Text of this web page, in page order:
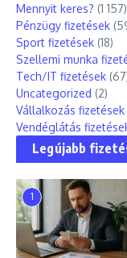
Mennyit keres? (1 157)
Pénzügy fizetések
Sport fizetések (18)
Szellemi munka
Tech/IT fizetések
Uncategorized (2)
Vállalkozás fizetések
Vendéglátás
Legújabb
1